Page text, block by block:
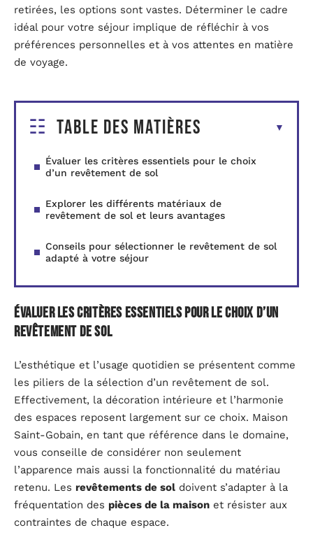
retirées, les options sont vastes. Déterminer le cadre
idéal pour votre séjour implique de réfléchir à vos
préférences personnelles et à vos attentes en matière
de voyage.
Table des matières
Évaluer les critères essentiels pour le choix
d’un revêtement de sol
Explorer les différents matériaux de
revêtement de sol et leurs avantages
Conseils pour sélectionner le revêtement de sol
adapté à votre séjour
Évaluer les critères essentiels pour le choix d’un
revêtement de sol
L’esthétique et l’usage quotidien se présentent comme
les piliers de la sélection d’un revêtement de sol.
Effectivement, la décoration intérieure et l’harmonie
des espaces reposent largement sur ce choix. Maison
Saint-Gobain, en tant que référence dans le domaine,
vous conseille de considérer non seulement
l’apparence mais aussi la fonctionnalité du matériau
retenu. Les revêtements de sol doivent s’adapter à la
fréquentation des pièces de la maison et résister aux
contraintes de chaque espace.